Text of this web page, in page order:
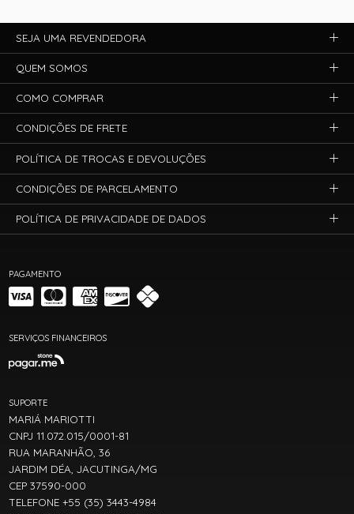
PAGAMENTO
SERVIÇOS FINANCEIROS
SUPORTE
MARIÁ MARIOTTI
CNPJ 11.072.015/0001-81
RUA MARANHÃO, 36
JARDIM DÉA, JACUTINGA/MG
CEP 37590-000
TELEFONE +55 (35) 3443-4984
SEJA UMA REVENDEDORA
QUEM SOMOS
COMO COMPRAR
CONDIÇÕES DE FRETE
POLÍTICA DE TROCAS E DEVOLUÇÕES
CONDIÇÕES DE PARCELAMENTO
POLÍTICA DE PRIVACIDADE DE DADOS